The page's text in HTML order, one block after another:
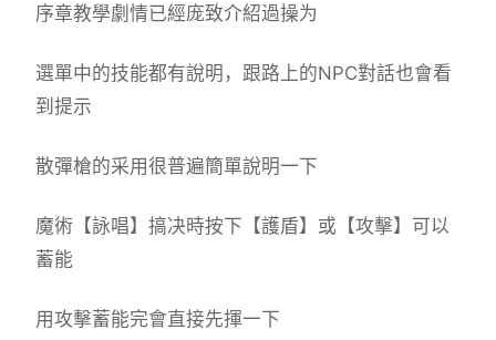
序章教學劇情已經庞致介紹過操为
選單中的技能都有說明，跟路上的NPC對話也會看
到提示
散彈槍的采用很普遍簡單說明一下
魔術【詠唱】搞决時按下【護盾】或【攻擊】可以
蓄能
用攻擊蓄能完會直接先揮一下